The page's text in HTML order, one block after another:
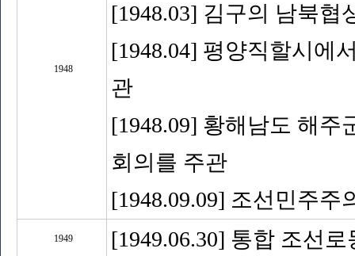
1948
[1948.03] 김구의 남북협
[1948.04] 평양직할시에
관
[1948.09] 황해남도 해
회의를 주관
[1948.09.09] 조선민주
1949 [1949.06.30] 통합 조선